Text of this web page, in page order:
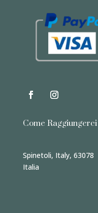
Come Raggiungerci
Spinetoli, Italy, 63078
Italia